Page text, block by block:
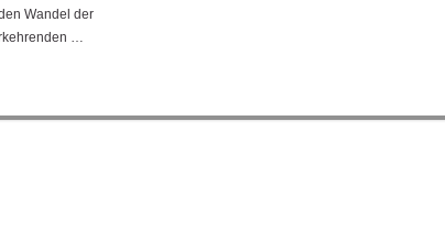
Wandel der
…